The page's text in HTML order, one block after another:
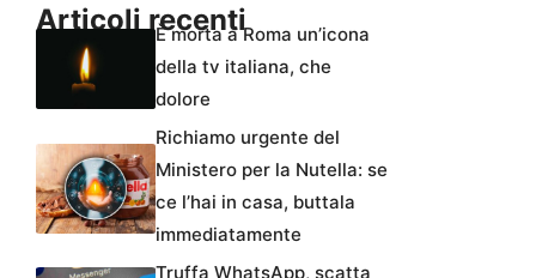
Articoli recentiÈ morta a Roma un’icona
della tv italiana, che
dolore
Richiamo urgente del
Ministero per la Nutella: se
ce l’hai in casa, buttala
immediatamente
Truffa WhatsApp, scatta